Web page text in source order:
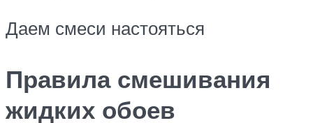
Даем смеси настояться
Правила смешивания
жидких обоев